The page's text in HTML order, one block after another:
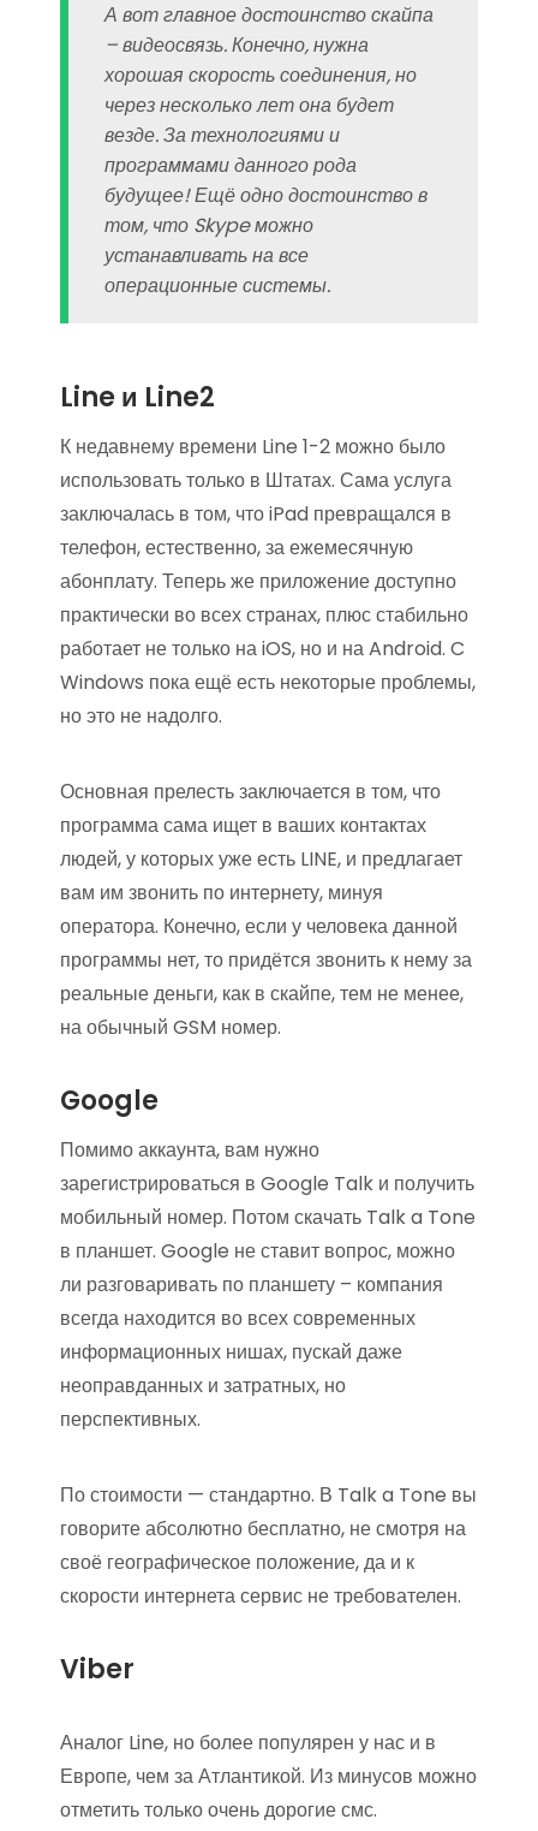
А вот главное достоинство скайпа
– видеосвязь. Конечно, нужна
хорошая скорость соединения, но
через несколько лет она будет
везде. За технологиями и
программами данного рода
будущее! Ещё одно достоинство в
том, что Skype можно
устанавливать на все
операционные системы.
Line и Line2
К недавнему времени Line 1-2 можно было
использовать только в Штатах. Сама услуга
заключалась в том, что iPad превращался в
телефон, естественно, за ежемесячную
абонплату. Теперь же приложение доступно
практически во всех странах, плюс стабильно
работает не только на iOS, но и на Android. C
Windows пока ещё есть некоторые проблемы,
но это не надолго.
Основная прелесть заключается в том, что
программа сама ищет в ваших контактах
людей, у которых уже есть LINE, и предлагает
вам им звонить по интернету, минуя
оператора. Конечно, если у человека данной
программы нет, то придётся звонить к нему за
реальные деньги, как в скайпе, тем не менее,
на обычный GSM номер.
Google
Помимо аккаунта, вам нужно
зарегистрироваться в Google Talk и получить
мобильный номер. Потом скачать Talk a Tone
в планшет. Google не ставит вопрос, можно
ли разговаривать по планшету – компания
всегда находится во всех современных
информационных нишах, пускай даже
неоправданных и затратных, но
перспективных.
По стоимости — стандартно. В Talk a Tone вы
говорите абсолютно бесплатно, не смотря на
своё географическое положение, да и к
скорости интернета сервис не требователен.
Viber
Аналог Line, но более популярен у нас и в
Европе, чем за Атлантикой. Из минусов можно
отметить только очень дорогие смс.